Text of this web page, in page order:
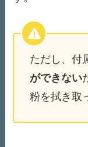
ただし、付
ができない
粉を拭き取